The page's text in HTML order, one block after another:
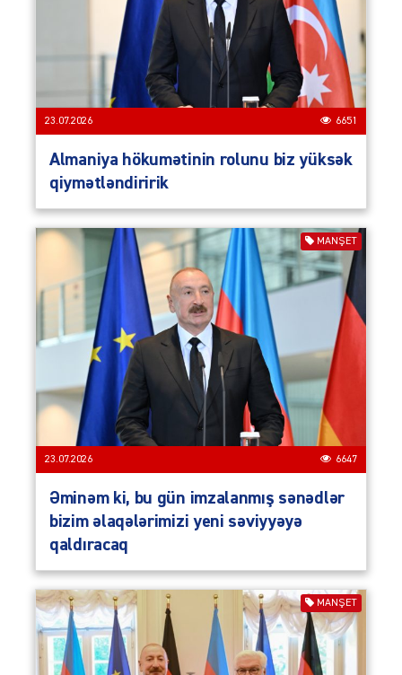
23.07.2026 6651
Almaniya hökumətinin rolunu biz yüksək
qiymətləndiririk
MANŞET
23.07.2026 6647
Əminəm ki, bu gün imzalanmış sənədlər
bizim əlaqələrimizi yeni səviyyəyə
qaldıracaq
MANŞET